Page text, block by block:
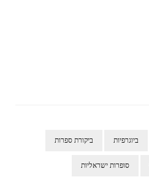
ביוגרפיות ביקורת ספרות
סופרות ישראליות